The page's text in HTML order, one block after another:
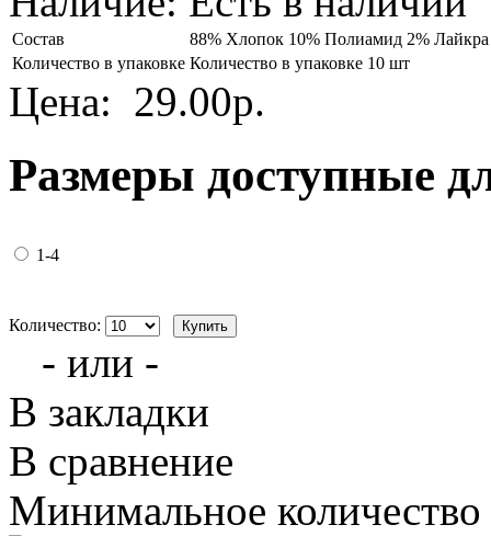
Состав
88% Хлопок 10% Полиамид 2% Лайкра
Количество в упаковке Количество в упаковке 10 шт
Цена: 29.00р.
Размеры доступные
1-4
Количество:
- или -
В закладки
В сравнение
Минимальное количество